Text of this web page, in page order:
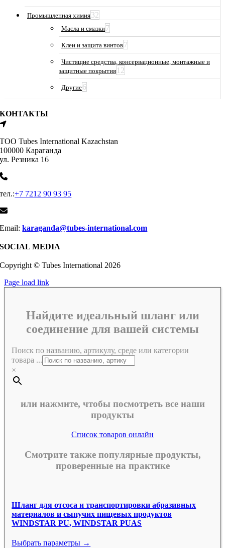
Промышленная химия32
Масла и смазки7
Клеи и защита винтов7
Чистящие средства, консервационные, монтажные и
защитные покрытия 12
Другие6
КОНТАКТЫ
ТОО Tubes International Kazachstan
100000 Караганда
ул. Резника 16
тел.:+7 7212 90 93 95
Email:karaganda@tubes-international.com
SOCIAL MEDIA
Copyright © Tubes International 2026
Page load link
Найдите идеальный шланг или
соединение для вашей системы
Поиск по названию, артикулу, среде или категории
товара ...
×
или нажмите, чтобы посмотреть все наши
продукты
Список товаров онлайн
Смотрите также популярные продукты,
проверенные на практике
Шланг для отсоса и транспортировки абразивных
материалов и сыпучих пищевых продуктов
WINDSTAR PU, WINDSTAR PUAS
Выбрать параметры →